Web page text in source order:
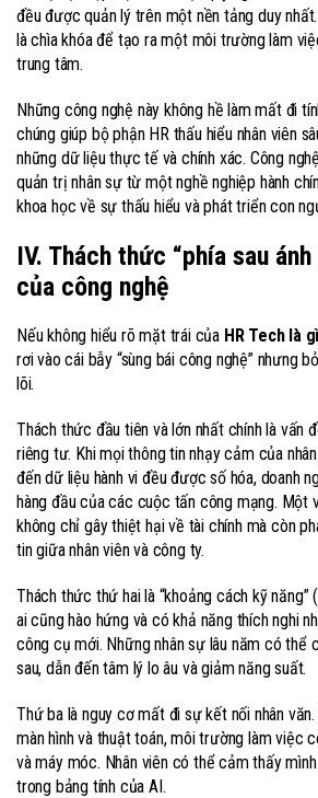
đều được quản lý trên một nền tảng duy
là chìa khóa để tạo ra một môi trường làm
trung tâm.
Những công nghệ này không hề làm mất đi
chúng giúp bộ phận HR thấu hiểu nhân viên
những dữ liệu thực tế và chính xác. Công
quản trị nhân sự từ một nghề nghiệp hành
khoa học về sự thấu hiểu và phát triển con
IV. Thách thức “phía sau ánh
của công nghệ
Nếu không hiểu rõ mặt trái của HR Tech là
rơi vào cái bẫy “sùng bái công nghệ” nhưng
lõi.
Thách thức đầu tiên và lớn nhất chính là vấn
riêng tư. Khi mọi thông tin nhạy cảm của
đến dữ liệu hành vi đều được số hóa, doanh
hàng đầu của các cuộc tấn công mạng. Một
không chỉ gây thiệt hại về tài chính mà còn
tin giữa nhân viên và công ty.
Thách thức thứ hai là “khoảng cách kỹ năng”
ai cũng hào hứng và có khả năng thích nghi
công cụ mới. Những nhân sự lâu năm có thể
sau, dẫn đến tâm lý lo âu và giảm năng suất.
Thứ ba là nguy cơ mất đi sự kết nối nhân
màn hình và thuật toán, môi trường làm việc
và máy móc. Nhân viên có thể cảm thấy
trong bảng tính của AI.